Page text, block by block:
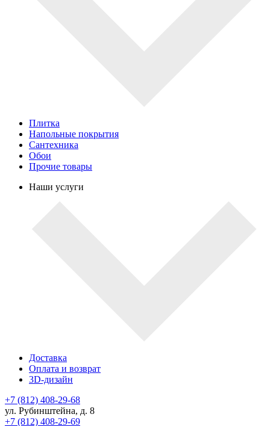
Плитка
Напольные покрытия
Сантехника
Обои
Прочие товары
Наши услуги
Доставка
Оплата и возврат
3D-дизайн
+7 (812) 408-29-68
ул. Рубинштейна, д. 8
+7 (812) 408-29-69